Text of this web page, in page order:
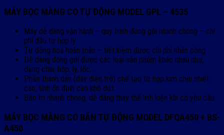
MÁY BỌC MÀNG CO TỰ ĐỘNG MODEL GPL – 4535
Máy dễ dàng vận hành – quy trình đóng gói nhanh chóng – chi
phí đầu tư hợp lý
Tự động hoá hoàn toàn – tiết kiệm được chi phí nhân công
Dễ dàng đóng gói được các loại sản phẩm khác nhau như,
dạng chai, hộp, ly, lốc,…
Phần thanh dán (dây điện trở) chế tạo từ hợp kim chịu nhiệt
cao, tính ổn định cao khó dứt.
Bảo trì nhanh chóng, dễ dàng thay thế linh kiện khi có yêu cầu
MÁY BỌC MÀNG CO BÁN TỰ ĐỘNG MODEL DFQA450 + BS-
A450